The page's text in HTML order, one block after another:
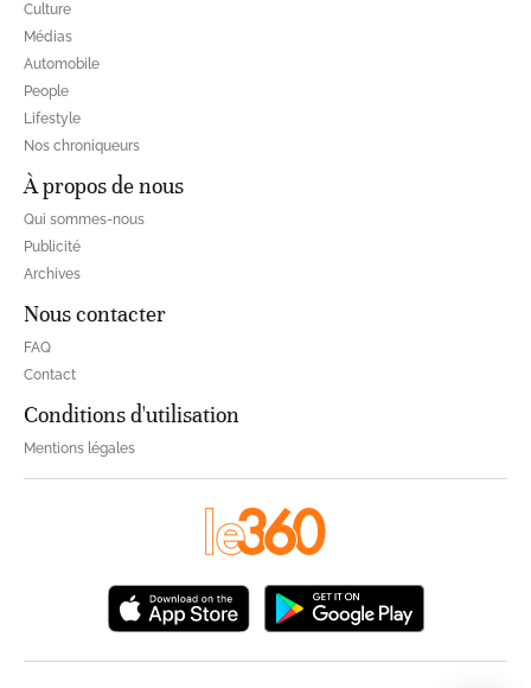
Culture
Médias
Automobile
People
Lifestyle
Nos chroniqueurs
À propos de nous
Qui sommes-nous
Publicité
Archives
Nous contacter
FAQ
Contact
Conditions d'utilisation
Mentions légales